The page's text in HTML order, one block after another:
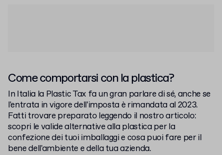
Come comportarsi con la plastica?
In Italia la Plastic Tax fa un gran parlare di sé, anche se
l'entrata in vigore dell'imposta è rimandata al 2023.
Fatti trovare preparato leggendo il nostro articolo:
scopri le valide alternative alla plastica per la
confezione dei tuoi imballaggi e cosa puoi fare per il
bene dell'ambiente e della tua azienda.